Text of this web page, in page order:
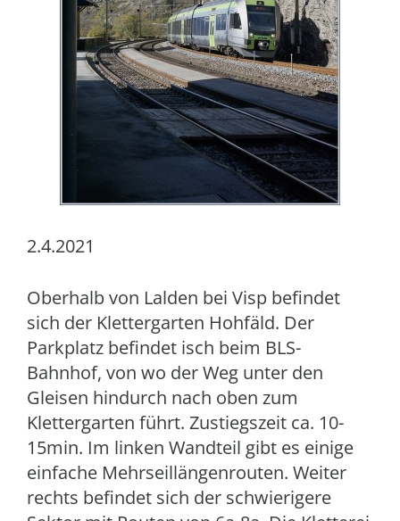
2.4.2021
Oberhalb von Lalden bei Visp befindet
sich der Klettergarten Hohfäld. Der
Parkplatz befindet isch beim BLS-
Bahnhof, von wo der Weg unter den
Gleisen hindurch nach oben zum
Klettergarten führt. Zustiegszeit ca. 10-
15min. Im linken Wandteil gibt es einige
einfache Mehrseillängenrouten. Weiter
rechts befindet sich der schwierigere